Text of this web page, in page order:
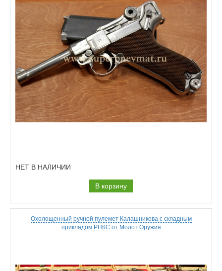
НЕТ В НАЛИЧИИ
В корзину
Охолощенный ручной пулемет Калашникова с складным
прикладом РПКС от Молот Оружия